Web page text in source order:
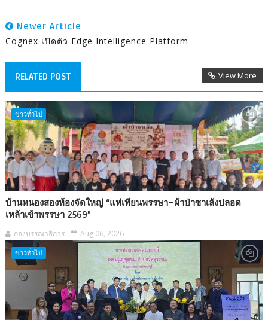
Newer Article
Cognex เปิดตัว Edge Intelligence Platform
RELATED POST View More
ข่าวทั่วไป
บ้านหนองสองห้องจัดใหญ่ “แห่เทียนพรรษา–ผ้าป่าซาเล้งปลอด
เหล้าเข้าพรรษา 2569”
กองบรรณาธิการ Aug 06, 2026
ข่าวทั่วไป